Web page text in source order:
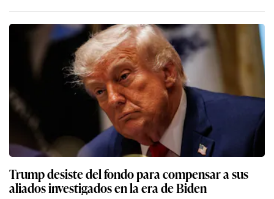
Trump desiste del fondo para compensar a sus
aliados investigados en la era de Biden